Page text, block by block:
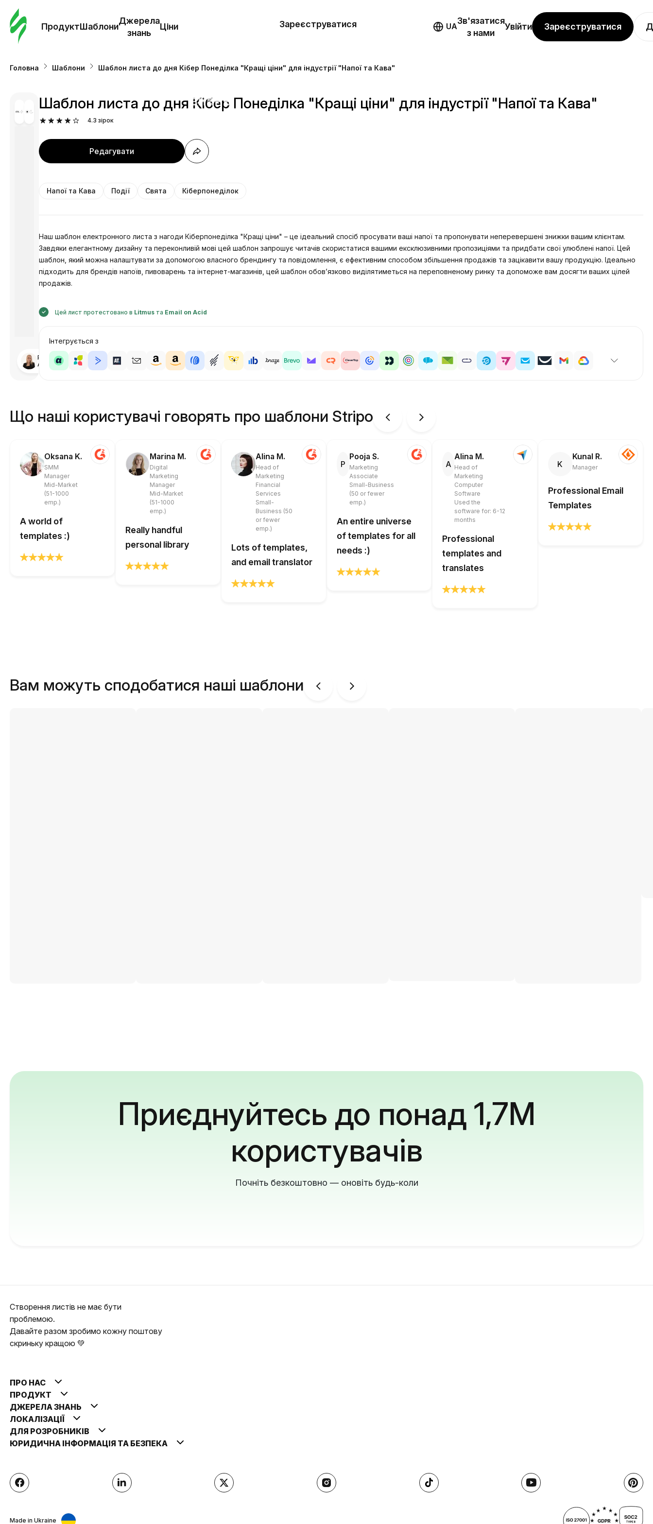
ПродуктШаблони
Джерела
знань
Ціни
знань
Зареєструватися UA
Зв'язатися
з нами
Увійти Зареєструватися
Головна Шаблони Шаблон листа до дня Кібер Понеділка "Кращі ціни" для індустрії "Напої та Кава"
Розроблено
Анастасія
Шаблон листа до дня Кібер Понеділка "Кращі ціни" для індустрії "Напої та Кава"
4.3 зірок
Редагувати
Напої та Кава Події Свята Кіберпонеділок
Наш шаблон електронного листа з нагоди Кіберпонеділка "Кращі ціни" – це ідеальний спосіб просувати ваші напої та пропонувати неперевершені знижки вашим клієнтам.
Завдяки елегантному дизайну та переконливій мові цей шаблон запрошує читачів скористатися вашими ексклюзивними пропозиціями та придбати свої улюблені напої. Цей
шаблон, який можна налаштувати за допомогою власного брендингу та повідомлення, є ефективним способом збільшення продажів та зацікавити вашу продукцію. Ідеально
підходить для брендів напоїв, пивоварень та інтернет-магазинів, цей шаблон обов’язково виділятиметься на переповненому ринку та допоможе вам досягти ваших цілей
продажів.
Цей лист протестовано в Litmus та Email on Acid
Інтегрується з
Що наші користувачі говорять про шаблони Stripo
Oksana K.
SMM
Manager
Mid-Market
(51-1000
emp.)
A world of
templates :)
Marina M.
Digital
Marketing
Manager
Mid-Market
(51-1000
emp.)
Really handful
personal library
Alina M.
Head of
Marketing
Financial
Services
Small-
Business (50
or fewer
emp.)
Lots of templates,
and email translator
P
Pooja S.
Marketing
Associate
Small-Business
(50 or fewer
emp.)
An entire universe
of templates for all
needs :)
A
Alina M.
Head of
Marketing
Computer
Software
Used the
software for: 6-12
months
Professional
templates and
translates
K
Kunal R.
Manager
Professional Email
Templates
Вам можуть сподобатися наші шаблони
Приєднуйтесь до понад 1,7M
користувачів
Почніть безкоштовно — оновіть будь-коли
Створення листів не має бути
проблемою.
Давайте разом зробимо кожну поштову
скриньку кращою 💚
ПРО НАС
ПРОДУКТ
ДЖЕРЕЛА ЗНАНЬ
ЛОКАЛІЗАЦІЇ
ДЛЯ РОЗРОБНИКІВ
ЮРИДИЧНА ІНФОРМАЦІЯ ТА БЕЗПЕКА
Made in Ukraine